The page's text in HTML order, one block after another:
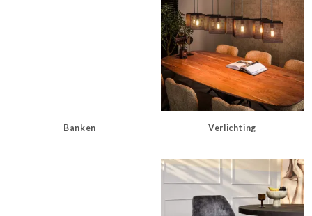
Banken Verlichting